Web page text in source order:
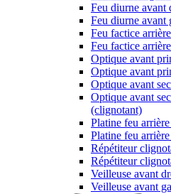
Feu diurne avant
Feu diurne avant
Feu factice
Feu factice
Optique avant
Optique avant
Optique avant
Optique avant
(clignotant)
Platine feu
Platine feu
Répétiteur
Répétiteur
Veilleuse avant
Veilleuse avant